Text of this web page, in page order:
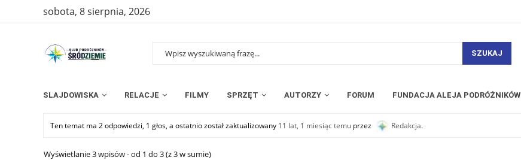
sobota, 8 sierpnia, 2026
SZUKAJ
SLAJDOWISKA RELACJE FILMY SPRZĘT AUTORZY FORUM FUNDACJA ALEJA PODRÓŻNIKÓW
Ten temat ma 2 odpowiedzi, 1 głos, a ostatnio został zaktualizowany 11 lat, 1 miesiąc temu przez Redakcja.
Wyświetlanie 3 wpisów - od 1 do 3 (z 3 w sumie)